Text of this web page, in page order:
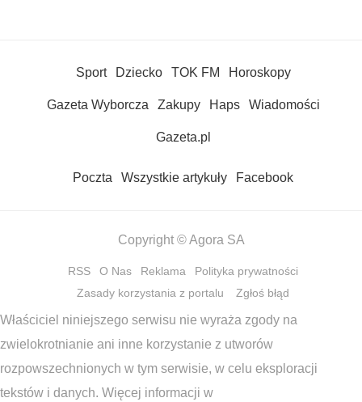
Sport Dziecko TOK FM Horoskopy
Gazeta Wyborcza Zakupy Haps Wiadomości
Gazeta.pl
Poczta Wszystkie artykuły Facebook
Copyright © Agora SA
RSS O Nas Reklama
Polityka prywatności
Zasady korzystania z portalu
Zgłoś błąd
Właściciel niniejszego serwisu nie wyraża zgody na
zwielokrotnianie ani inne korzystanie z utworów
rozpowszechnionych w tym serwisie, w celu eksploracji
tekstów i danych. Więcej informacji w